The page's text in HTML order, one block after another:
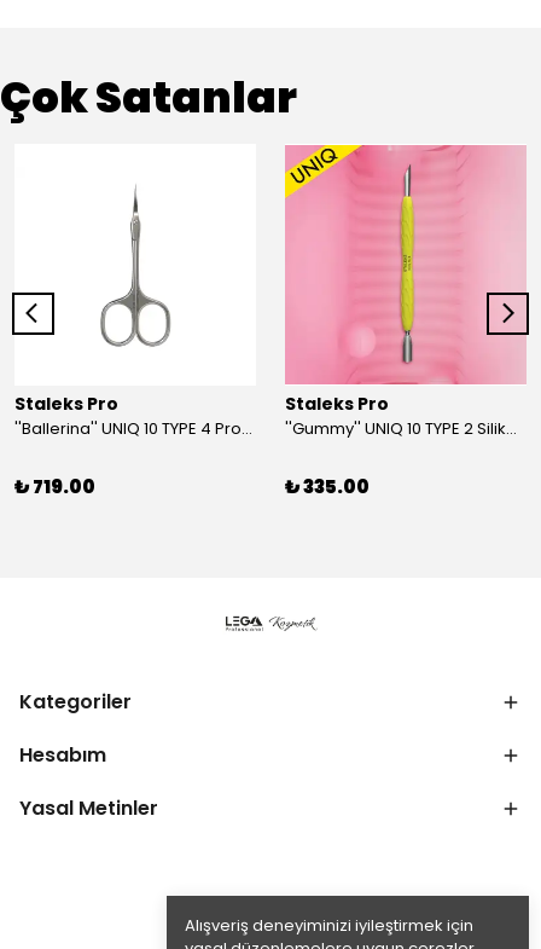
Alışveriş deneyiminizi iyileştirmek için
Çok Satanlar
Staleks Pro
''Ballerina'' UNIQ 10 TYPE 4 Profesyonel Tırnak Eti Makası
₺ 719.00
Staleks Pro
''Gummy'' UNIQ 10 TYPE 2 Silikon Saplı Tırnak Eti İtici (Dar Yuvarlak + Yamuk İtici)
₺ 335.00
Kategoriler
Hesabım
Yasal Metinler